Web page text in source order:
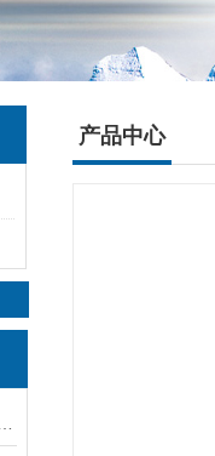
产品中心